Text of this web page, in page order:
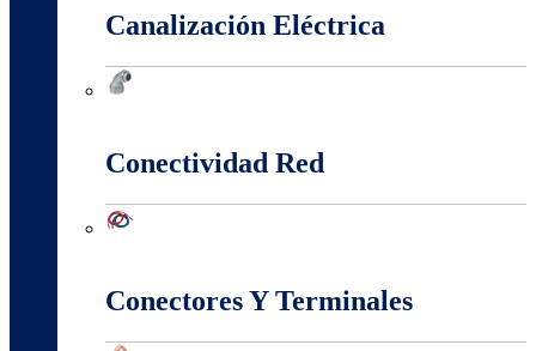
Canalización Eléctrica
Conectividad Red
Conectores Y Terminales